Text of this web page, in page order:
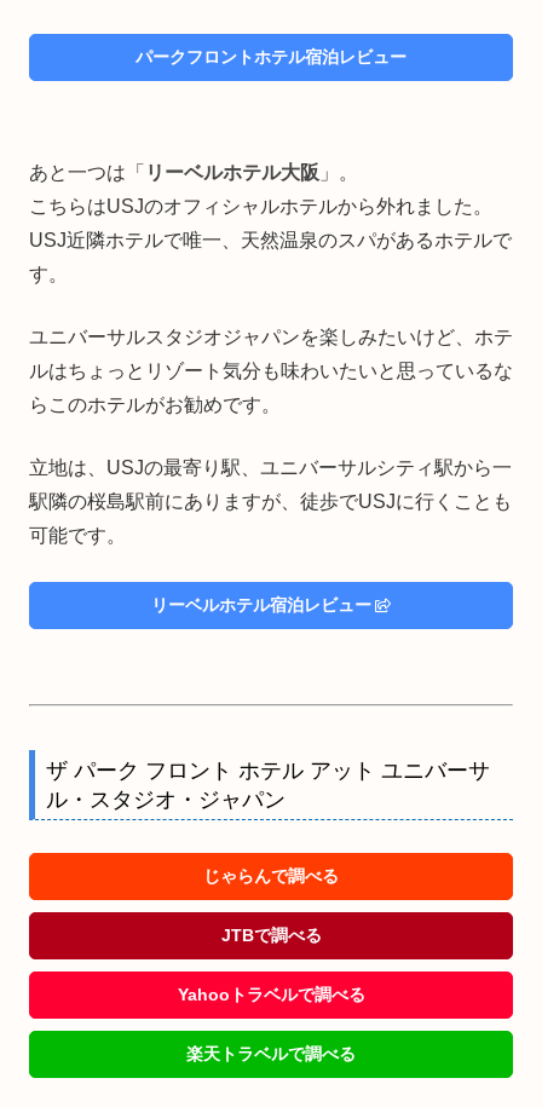
パークフロントホテル宿泊レビュー
あと一つは「 リーベルホテル大阪 」。
こちらはUSJのオフィシャルホテルから外れました。
USJ近隣ホテルで唯一、天然温泉のスパがあるホテルで
す。
ユニバーサルスタジオジャパンを楽しみたいけど、ホテ
ルはちょっとリゾート気分も味わいたいと思っているな
らこのホテルがお勧めです。
立地は、USJの最寄り駅、ユニバーサルシティ駅から一
駅隣の桜島駅前にありますが、徒歩でUSJに行くことも
可能です。
リーベルホテル宿泊レビュー
ザ パーク フロント ホテル アット ユニバーサ
ル・スタジオ・ジャパン
じゃらんで調べる
JTBで調べる
Yahooトラベルで調べる
楽天トラベルで調べる